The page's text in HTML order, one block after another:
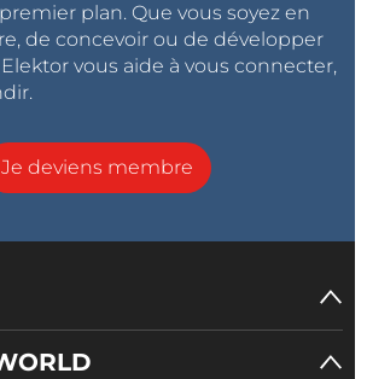
plan. Que vous soyez en
de concevoir ou de développer
vous aide à vous connecter,
Je deviens membre